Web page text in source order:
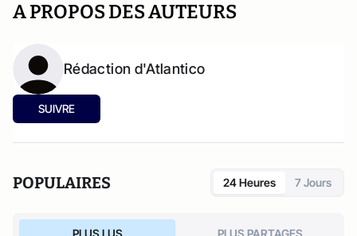
A PROPOS DES AUTEURS
Rédaction d'Atlantico
SUIVRE
POPULAIRES 24 Heures 7 Jours
PLUS LUS PLUS PARTAGES